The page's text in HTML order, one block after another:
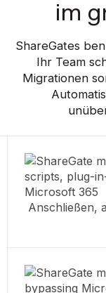
im
ShareGates
Ihr Team
Migrationen
Anschließen,